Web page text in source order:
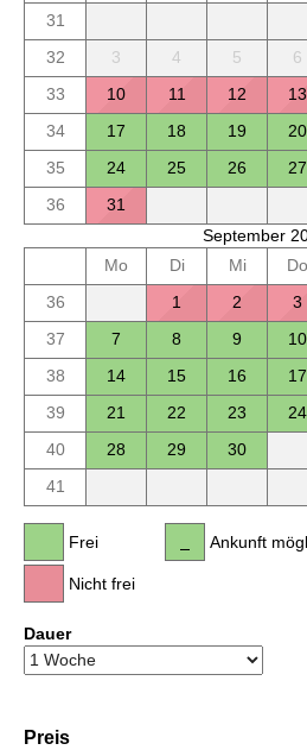
31
32
3 4 5 6
33
10 11 12 13
34
17 18 19 20
35
24 25 26 27
36
31
September
Mo
Di Mi Do
36
1 2 3
37
7 8 9 10
38
14 15 16 17
39
21 22 23 24
40
28 29
30
41
Frei
Nicht frei
Ankunft
Dauer
Preis